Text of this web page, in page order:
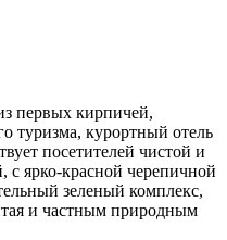
первых кирпичей,
туризма, курортный отель
посетителей чистой и
с ярко-красной черепичной
зеленый комплекс,
и частным природным